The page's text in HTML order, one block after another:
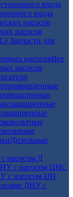
входа
насосов
Запчасти для
Все
насосов
Дизельные
насосом Д
с насосом ЦНС
с насосом ЦН
ДНУ с